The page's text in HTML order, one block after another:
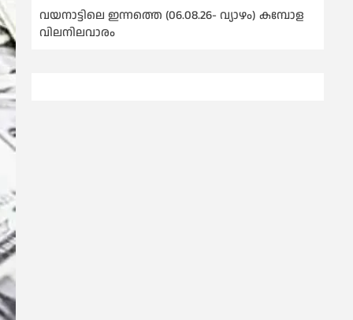
വയനാട്ടിലെ ഇന്നത്തെ (06.08.26- വ്യാഴം) കമ്പോള
വിലനിലവാരം